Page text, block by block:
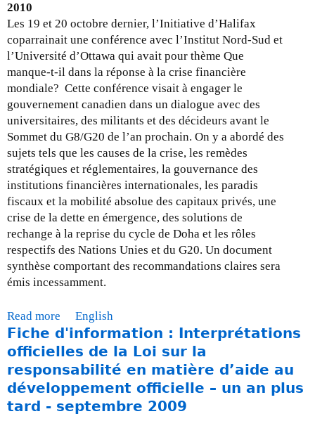
e
s
t
v
e
n
u
-
A
v
r
i
l
2
0
1
0
i
s
e
à
o
u
r
-
l
e
3
0
n
o
v
e
r
e
2
0
0
9
2010
Les 19 et 20 octobre dernier, l’Initiative d’Halifax
coparrainait une conférence avec l’Institut Nord-Sud et
l’Université d’Ottawa qui avait pour thème Que
manque-t-il dans la réponse à la crise financière
mondiale? Cette conférence visait à engager le
gouvernement canadien dans un dialogue avec des
universitaires, des militants et des décideurs avant le
Sommet du G8/G20 de l’an prochain. On y a abordé des
sujets tels que les causes de la crise, les remèdes
stratégiques et réglementaires, la gouvernance des
institutions financières internationales, les paradis
fiscaux et la mobilité absolue des capitaux privés, une
crise de la dette en émergence, des solutions de
rechange à la reprise du cycle de Doha et les rôles
respectifs des Nations Unies et du G20. Un document
synthèse comportant des recommandations claires sera
émis incessamment.
Read more
b
o
u
M
i
English
Fiche d'information : Interprétations
officielles de la Loi sur la
responsabilité en matière d’aide au
développement officielle – un an plus
tard - septembre 2009